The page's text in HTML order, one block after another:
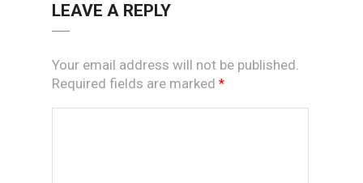
LEAVE A REPLY
Your email address will not be published.
Required fields are marked *